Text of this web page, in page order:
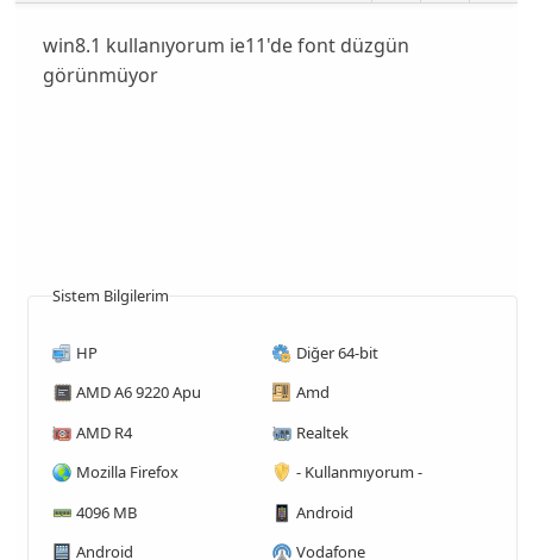
win8.1 kullanıyorum ie11'de font düzgün
görünmüyor
Sistem Bilgilerim
HP
Diğer 64-bit
AMD A6 9220 Apu
Amd
AMD R4
Realtek
Mozilla Firefox
- Kullanmıyorum -
4096 MB
Android
Android
Vodafone